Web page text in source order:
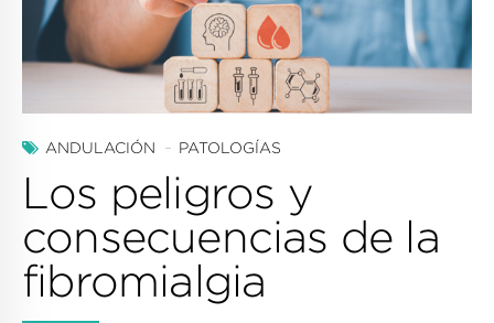
ANDULACIÓN PATOLOGÍAS
Los peligros y
consecuencias de la
fibromialgia